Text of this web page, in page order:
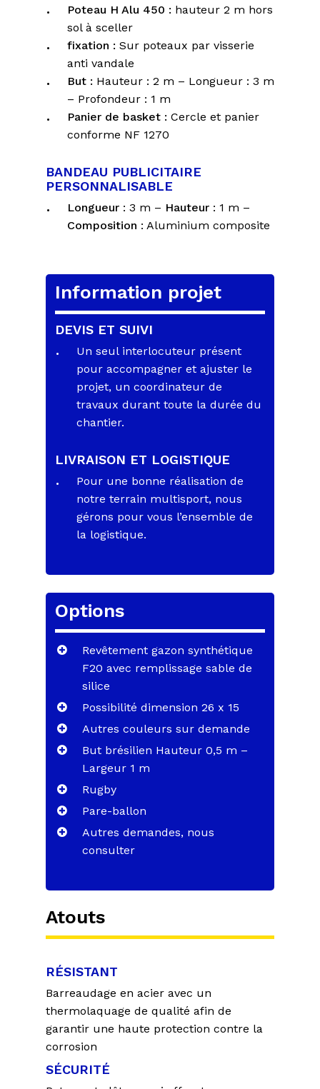
Poteau H Alu 450 : hauteur 2 m hors
sol à sceller
fixation : Sur poteaux par visserie
anti vandale
But : Hauteur : 2 m – Longueur : 3 m
– Profondeur : 1 m
Panier de basket : Cercle et panier
conforme NF 1270
BANDEAU PUBLICITAIRE
PERSONNALISABLE
Longueur : 3 m – Hauteur : 1 m –
Composition : Aluminium composite
Information projet
DEVIS ET SUIVI
Un seul interlocuteur présent
pour accompagner et ajuster le
projet, un coordinateur de
travaux durant toute la durée du
chantier.
LIVRAISON ET LOGISTIQUE
Pour une bonne réalisation de
notre terrain multisport, nous
gérons pour vous l’ensemble de
la logistique.
Options
Revêtement gazon synthétique
F20 avec remplissage sable de
silice
Possibilité dimension 26 x 15
Autres couleurs sur demande
But brésilien Hauteur 0,5 m –
Largeur 1 m
Rugby
Pare-ballon
Autres demandes, nous
consulter
Atouts
RÉSISTANT
Barreaudage en acier avec un
thermolaquage de qualité afin de
garantir une haute protection contre la
corrosion
SÉCURITÉ